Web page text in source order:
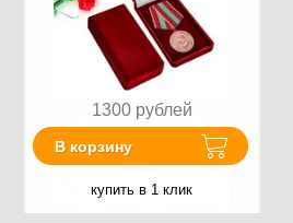
1300 рублей
В корзину
купить в 1 клик